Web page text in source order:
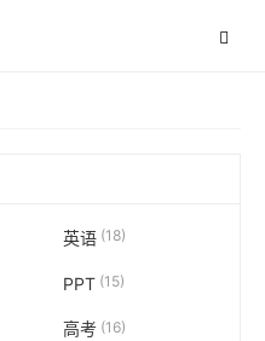
英语(18)
PPT(15)
高考(16)